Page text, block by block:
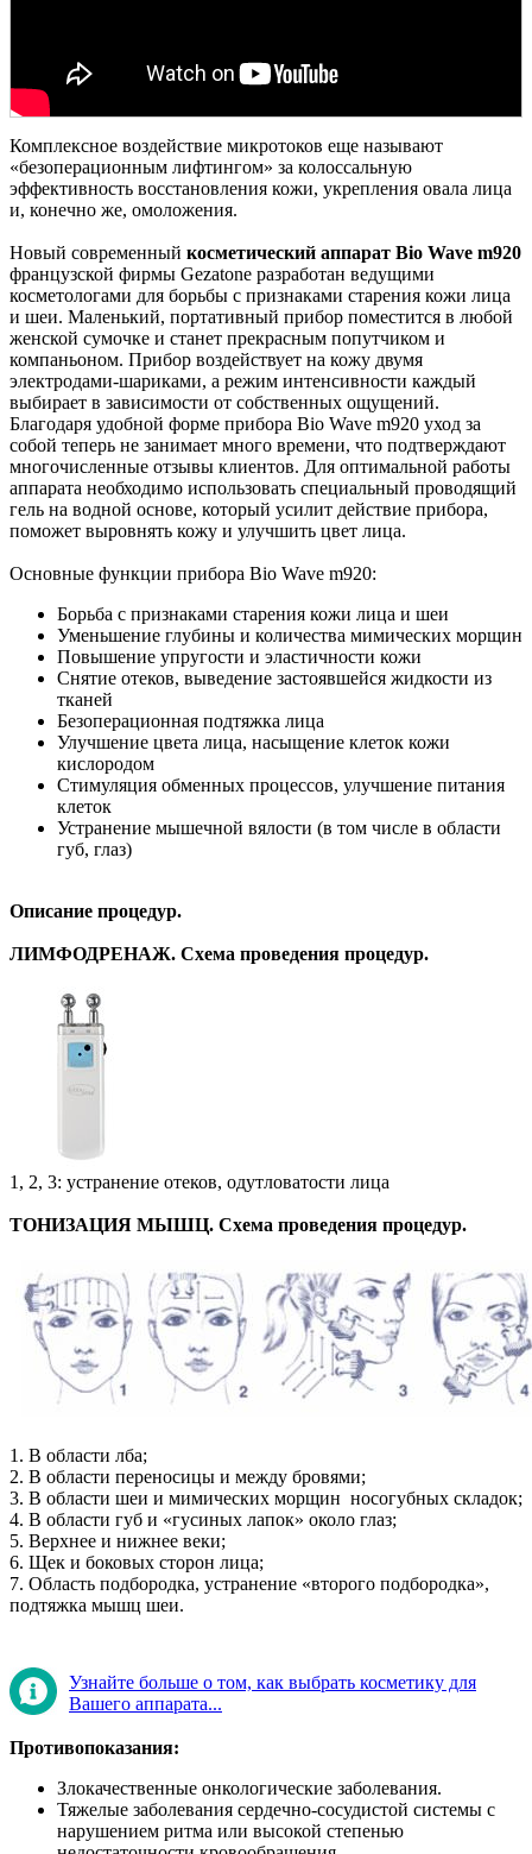
Комплексное воздействие микротоков еще называют
«безоперационным лифтингом» за колоссальную
эффективность восстановления кожи, укрепления овала лица
и, конечно же, омоложения.
Новый современный косметический аппарат Bio Wave m920
французской фирмы Gezatone разработан ведущими
косметологами для борьбы с признаками старения кожи лица
и шеи. Маленький, портативный прибор поместится в любой
женской сумочке и станет прекрасным попутчиком и
компаньоном. Прибор воздействует на кожу двумя
электродами-шариками, а режим интенсивности каждый
выбирает в зависимости от собственных ощущений.
Благодаря удобной форме прибора Bio Wave m920 уход за
собой теперь не занимает много времени, что подтверждают
многочисленные отзывы клиентов. Для оптимальной работы
аппарата необходимо использовать специальный проводящий
гель на водной основе, который усилит действие прибора,
поможет выровнять кожу и улучшить цвет лица.
Основные функции прибора Bio Wave m920:
Борьба с признаками старения кожи лица и шеи
Уменьшение глубины и количества мимических морщин
Повышение упругости и эластичности кожи
Снятие отеков, выведение застоявшейся жидкости из
тканей
Безоперационная подтяжка лица
Улучшение цвета лица, насыщение клеток кожи
кислородом
Стимуляция обменных процессов, улучшение питания
клеток
Устранение мышечной вялости (в том числе в области
губ, глаз)
Описание процедур.
ЛИМФОДРЕНАЖ. Схема проведения процедур.
1, 2, 3: устранение отеков, одутловатости лица
ТОНИЗАЦИЯ МЫШЦ. Схема проведения процедур.
1. В области лба;
2. В области переносицы и между бровями;
3. В области шеи и мимических морщин носогубных складок;
4. В области губ и «гусиных лапок» около глаз;
5. Верхнее и нижнее веки;
6. Щек и боковых сторон лица;
7. Область подбородка, устранение «второго подбородка»,
подтяжка мышц шеи.
Узнайте больше о том, как выбрать косметику для
Вашего аппарата...
Противопоказания:
Злокачественные онкологические заболевания.
Тяжелые заболевания сердечно-сосудистой системы с
нарушением ритма или высокой степенью